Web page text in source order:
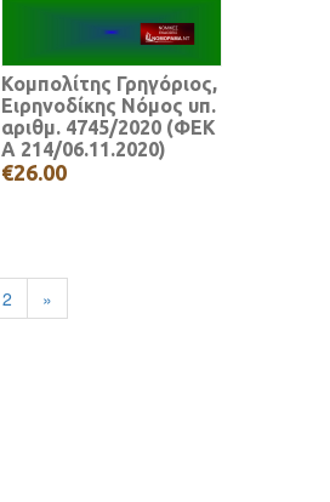
Κομπολίτης Γρηγόριος,
Ειρηνοδίκης Νόμος υπ.
αριθμ. 4745/2020 (ΦΕΚ
A 214/06.11.2020)
€26.00
2 »